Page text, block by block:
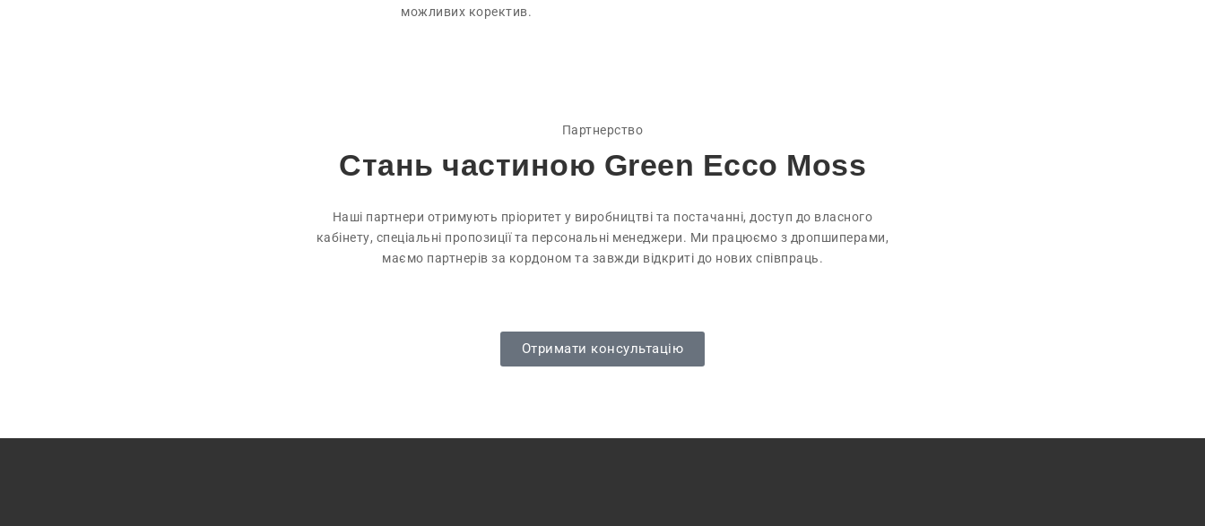
можливих коректив.
Партнерство
Стань частиною Green Ecco Moss
Наші партнери отримують пріоритет у виробництві та постачанні, доступ до власного
кабінету, спеціальні пропозиції та персональні менеджери. Ми працюємо з дропшиперами,
маємо партнерів за кордоном та завжди відкриті до нових співпраць.
Отримати консультацію